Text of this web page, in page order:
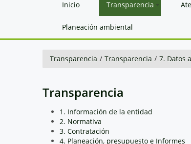
Inicio Transparencia
Planeación ambiental
Transparencia / Transparencia / 7. Datos
Transparencia
1. Información de la entidad
2. Normativa
3. Contratación
4. Planeación, presupuesto e Informes